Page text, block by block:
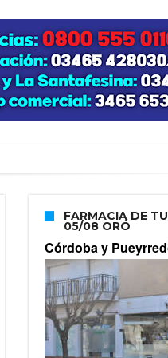
FARMACIA DE
05/08 ORÓ
Córdoba y